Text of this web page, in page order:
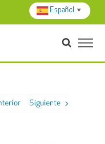
Siguiente
Español ▼